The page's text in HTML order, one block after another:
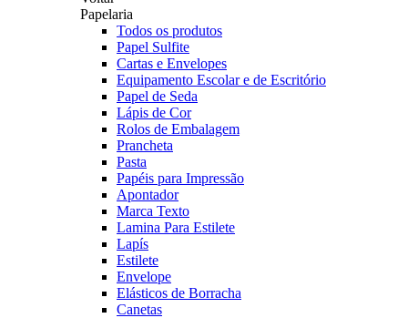
Papelaria
Todos os produtos
Papel Sulfite
Cartas e Envelopes
Equipamento Escolar e de Escritório
Papel de Seda
Lápis de Cor
Rolos de Embalagem
Prancheta
Pasta
Papéis para Impressão
Apontador
Marca Texto
Lamina Para Estilete
Lapís
Estilete
Envelope
Elásticos de Borracha
Canetas